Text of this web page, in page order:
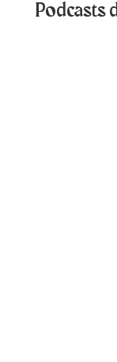
Podcasts